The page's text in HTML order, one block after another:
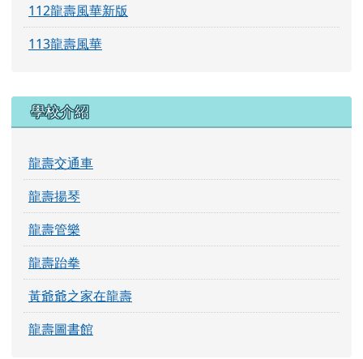
112龍壽風華新版
113龍壽風華
學校介紹
龍壽交通車
龍壽揚琴
龍壽管樂
龍壽跆拳
黃爺爺之家在龍壽
龍壽圖書館